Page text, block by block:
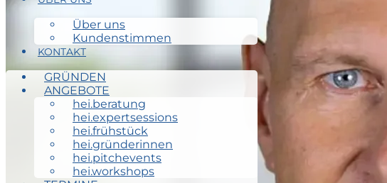
Über uns
Kundenstimmen
KONTAKT
GRÜNDEN
ANGEBOTE
hei.beratung
hei.expertsessions
hei.frühstück
hei.gründerinnen
hei.pitchevents
hei.workshops